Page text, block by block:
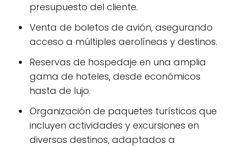
presupuesto del cliente.
Venta de boletos de avión, asegurando
acceso a múltiples aerolíneas y destinos.
Reservas de hospedaje en una amplia
gama de hoteles, desde económicos
hasta de lujo.
Organización de paquetes turísticos que
incluyen actividades y excursiones en
diversos destinos, adaptados a